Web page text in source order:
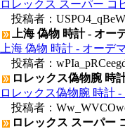
ロレックス スーパー コ
投稿者：
上海 偽物 時計 - オー
上海 偽物 時計 - オーデ
投稿者：
ロレックス偽物腕 時
ロレックス偽物腕 時計 -
投稿者：
ロレックス スーパー